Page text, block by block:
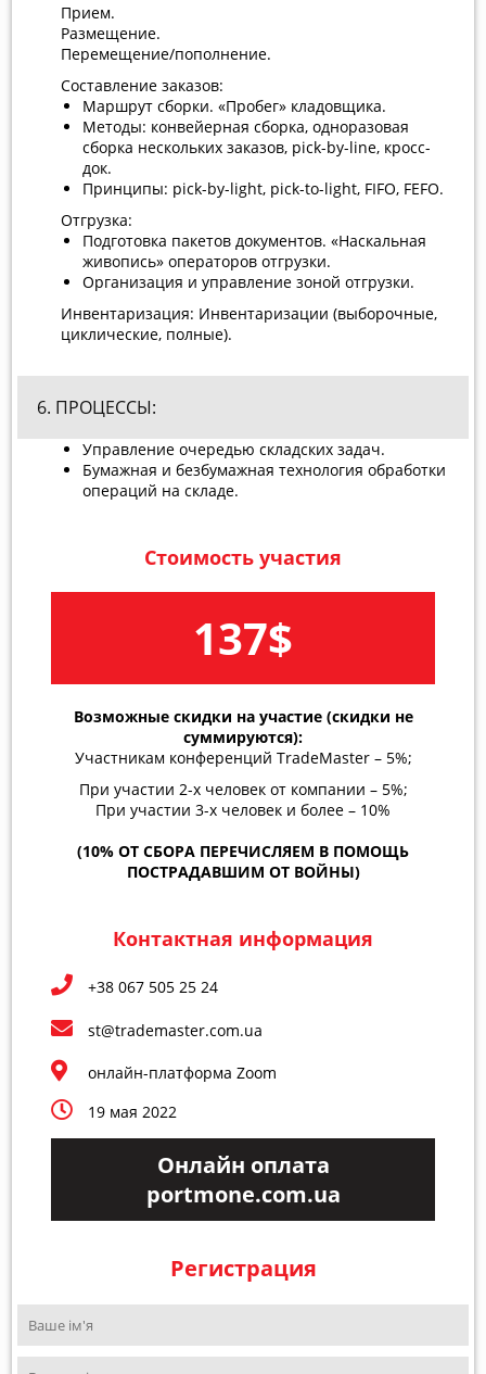
Прием.
Размещение.
Перемещение/пополнение.
Составление заказов:
Маршрут сборки. «Пробег» кладовщика.
Методы: конвейерная сборка, одноразовая
сборка нескольких заказов, pick-by-line, кросс-
док.
Принципы: pick-by-light, pick-to-light, FIFO, FEFO.
Отгрузка:
Подготовка пакетов документов. «Наскальная
живопись» операторов отгрузки.
Организация и управление зоной отгрузки.
Инвентаризация: Инвентаризации (выборочные,
циклические, полные).
6. ПРОЦЕССЫ:
Управление очередью складских задач.
Бумажная и безбумажная технология обработки
операций на складе.
Стоимость участия
137$
Возможные скидки на участие (скидки не
суммируются):
Участникам конференций TradeMaster – 5%;
При участии 2-х человек от компании – 5%;
При участии 3-х человек и более – 10%
(10% ОТ СБОРА ПЕРЕЧИСЛЯЕМ В ПОМОЩЬ
ПОСТРАДАВШИМ ОТ ВОЙНЫ)
Контактная информация
+38 067 505 25 24
st@trademaster.com.ua
онлайн-платформа Zoom
19 мая 2022
Онлайн оплата
portmone.com.ua
Регистрация